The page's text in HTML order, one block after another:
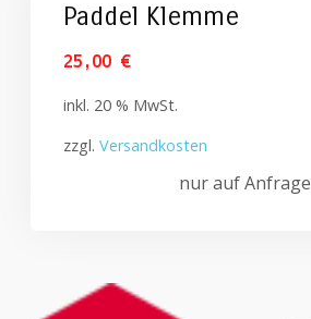
Paddel Klemme
25,00 €
inkl. 20 % MwSt.
zzgl. Versandkosten
nur auf Anfrage